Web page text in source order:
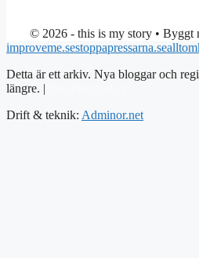
© 2026 - this is my story • Byggt
improveme.sestoppapressarna.se
Detta är ett arkiv. Nya bloggar och
längre. |
Drift & teknik: Adminor.net